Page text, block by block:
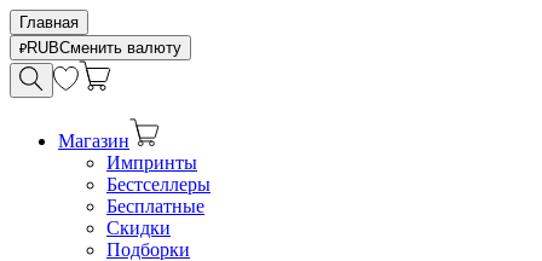
Главная
RUBСменить валюту
Магазин
Импринты
Бестселлеры
Бесплатные
Скидки
Подборки